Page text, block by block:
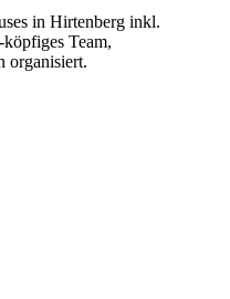
in Hirtenberg inkl.
Team,
organisiert.